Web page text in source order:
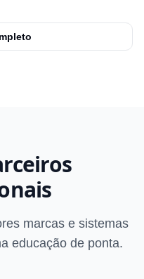
marcas e sistemas
educação de ponta.